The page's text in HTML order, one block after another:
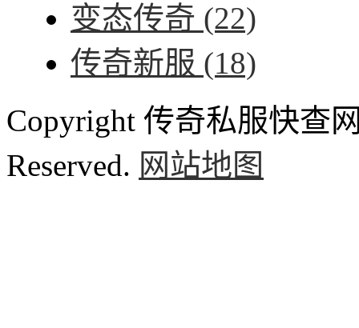
变态传奇 (22)
传奇新服 (18)
Copyright 传奇私服快查
Reserved. 网站地图